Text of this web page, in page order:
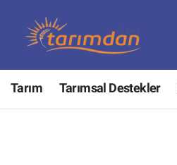
Tarım Tarımsal Destekler
Tarım
Hayvancılık
Nöbetçi Eczaneler
Hava Durumu